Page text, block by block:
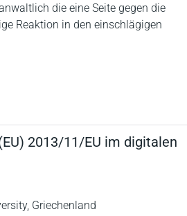
die eine Seite gegen die
Reaktion in den einschlägigen
2013/11/EU im digitalen
Griechenland